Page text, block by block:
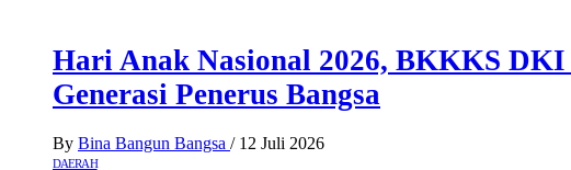
Hari Anak Nasional 2026, BKKKS
Generasi Penerus Bangsa
By Bina Bangun Bangsa / 12 Juli 2026
DAERAH